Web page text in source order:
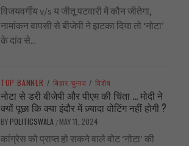
विजयवर्गीय v/s य जीतू पटवारी में कौन जीतेगा,
नामांकन वापसी से बीजेपी ने झटका दिया तो ‘नोटा’
के दांव से...
TOP BANNER / बिहार चुनाव / विशेष
नोटा से डरी बीजेपी और पीएम की चिंता … मोदी ने
क्यों पूछा कि क्या इंदौर में ज़्यादा वोटिंग नहीं होगी ?
BY POLITICSWALA / MAY 11, 2024
कांग्रेस को प्राप्त हो सकने वाले वोट ‘नोटा’ की